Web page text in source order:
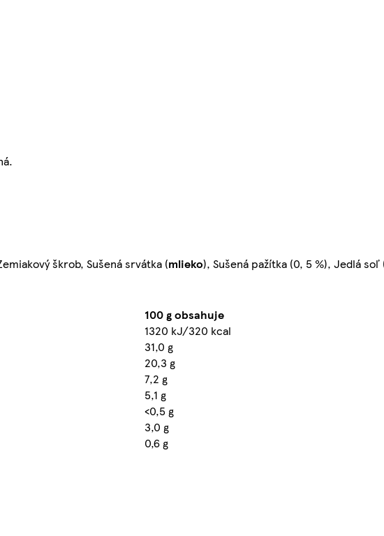
škrob, Sušená srvátka (mlieko), Sušená pažítka (0, 5 %), Jedlá soľ
100 g obsahuje
1320 kJ/320 kcal
31,0 g
20,3 g
7,2 g
5,1 g
<0,5 g
3,0 g
0,6 g